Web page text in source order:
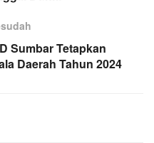
Sumbar Tetapkan
Daerah Tahun 2024